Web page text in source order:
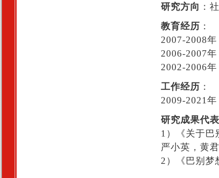
研究方向 ：
教育经历 ：
2007-2008
2006-2007
2002-2006
工作经历 ：
2009-2021
研究成果代
1）《关于巴
严小英，黄
2）《巴别梦